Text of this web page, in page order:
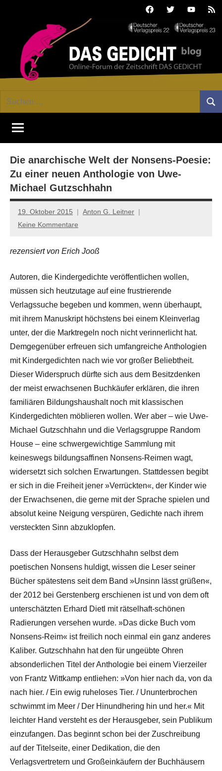
FacebookTwitterYoutube
GEDICHT
blog
Forum
von
DAS
Lyrik,
Essay
Suchen
Die anarchische Welt der Nonsens-Poesie:
Zu einer neuen Anthologie von Uwe-
Michael Gutzschhahn
19. Oktober 2015
Anton G. Leitner
Keine Kommentare
rezensiert von Erich Jooß
Autoren, die Kindergedichte veröffentlichen wollen,
müssen sich heutzutage auf eine frustrierende
Verlagssuche begeben und kommen, wenn überhaupt,
mit ihrem Manuskript höchstens bei einem Kleinverlag
unter, der die Marktregeln noch nicht verinnerlicht hat.
Demgegenüber erfreuen sich umfangreiche Anthologien
mit Kindergedichten nach wie vor großer Beliebtheit.
Dieser Widerspruch dürfte sich aus dem Besitzdenken
der meist erwachsenen Buchkäufer erklären, die ihren
familiären Bildungshaushalt noch mit klassischen
Kindergedichten möblieren wollen. Wer aber – wie Uwe-
Michael Gutzschhahn und die Verlagsgruppe Random
House – eine schwergewichtige Sammlung mit
keineswegs bildungsaffinen Nonsens-Reimen wagt,
widersetzt sich solchen Erwartungen. Stattdessen begibt
er sich in die Freiheit jener »Verrückten«, der Kinder wie
der Erwachsenen, die gerne mit der Sprache spielen und
absolut keine Neigung verspüren, Gedichte nach ihrem
versteckten Sinn abzuklopfen.
Dass der Herausgeber Gutzschhahn selbst dem
poetischen Nonsens huldigt, wissen die Leser seiner
Bücher spätestens seit dem Band »Unsinn lässt grüßen«,
der 2012 bei Gerstenberg erschienen ist und von dem oft
unterschätzten Erhard Dietl mit rätselhaft-schönen
Radierungen versehen wurde. »Das dicke Buch vom
Nonsens-Reim« ist freilich noch einmal ein ganz anderes
Kaliber. Gutzschhahn hat den für ungeübte Ohren
absonderlichen Titel der Anthologie bei einem Vierzeiler
von Frantz Wittkamp entliehen: »Von hier nach da, von da
nach hier. / Ein ewig ruheloses Tier. / Ununterbrochen
schwimmt im Meer / Der Hinundhering hin und her.« Mit
leichter Hand versteht es der Herausgeber, sein Publikum
einzufangen. Das beginnt schon bei der Zuschreibung
auf der Titelseite, einer Dedikation, die den
Verlagsvertretern und Großeinkäufern der Buchhäusern